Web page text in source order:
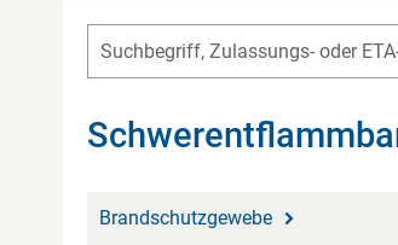
Brandschutzgewebe